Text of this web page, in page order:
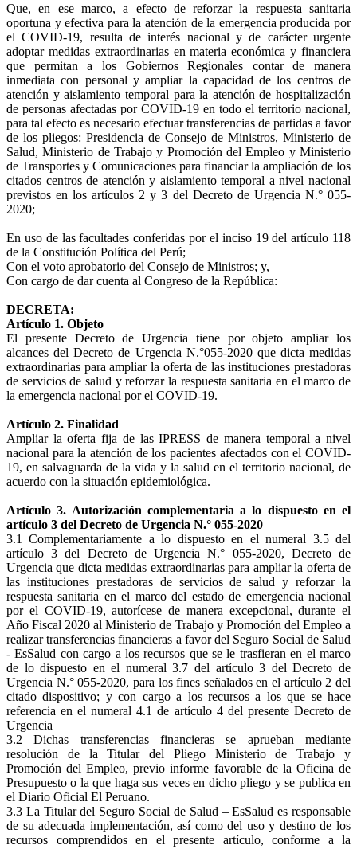
Que, en ese marco, a efecto de reforzar la respuesta sanitaria
oportuna y efectiva para la atención de la emergencia producida por
el COVID-19, resulta de interés nacional y de carácter urgente
adoptar medidas extraordinarias en materia económica y financiera
que permitan a los Gobiernos Regionales contar de manera
inmediata con personal y ampliar la capacidad de los centros de
atención y aislamiento temporal para la atención de hospitalización
de personas afectadas por COVID-19 en todo el territorio nacional,
para tal efecto es necesario efectuar transferencias de partidas a favor
de los pliegos: Presidencia de Consejo de Ministros, Ministerio de
Salud, Ministerio de Trabajo y Promoción del Empleo y Ministerio
de Transportes y Comunicaciones para financiar la ampliación de los
citados centros de atención y aislamiento temporal a nivel nacional
previstos en los artículos 2 y 3 del Decreto de Urgencia N.° 055-
2020;
En uso de las facultades conferidas por el inciso 19 del artículo 118
de la Constitución Política del Perú;
Con el voto aprobatorio del Consejo de Ministros; y,
Con cargo de dar cuenta al Congreso de la República:
DECRETA:
Artículo 1. Objeto
El presente Decreto de Urgencia tiene por objeto ampliar los
alcances del Decreto de Urgencia N.°055-2020 que dicta medidas
extraordinarias para ampliar la oferta de las instituciones prestadoras
de servicios de salud y reforzar la respuesta sanitaria en el marco de
la emergencia nacional por el COVID-19.
Artículo 2. Finalidad
Ampliar la oferta fija de las IPRESS de manera temporal a nivel
nacional para la atención de los pacientes afectados con el COVID-
19, en salvaguarda de la vida y la salud en el territorio nacional, de
acuerdo con la situación epidemiológica.
Artículo 3. Autorización complementaria a lo dispuesto en el
artículo 3 del Decreto de Urgencia N.° 055-2020
3.1 Complementariamente a lo dispuesto en el numeral 3.5 del
artículo 3 del Decreto de Urgencia N.° 055-2020, Decreto de
Urgencia que dicta medidas extraordinarias para ampliar la oferta de
las instituciones prestadoras de servicios de salud y reforzar la
respuesta sanitaria en el marco del estado de emergencia nacional
por el COVID-19, autorícese de manera excepcional, durante el
Año Fiscal 2020 al Ministerio de Trabajo y Promoción del Empleo a
realizar transferencias financieras a favor del Seguro Social de Salud
- EsSalud con cargo a los recursos que se le trasfieran en el marco
de lo dispuesto en el numeral 3.7 del artículo 3 del Decreto de
Urgencia N.° 055-2020, para los fines señalados en el artículo 2 del
citado dispositivo; y con cargo a los recursos a los que se hace
referencia en el numeral 4.1 de artículo 4 del presente Decreto de
Urgencia
3.2 Dichas transferencias financieras se aprueban mediante
resolución de la Titular del Pliego Ministerio de Trabajo y
Promoción del Empleo, previo informe favorable de la Oficina de
Presupuesto o la que haga sus veces en dicho pliego y se publica en
el Diario Oficial El Peruano.
3.3 La Titular del Seguro Social de Salud – EsSalud es responsable
de su adecuada implementación, así como del uso y destino de los
recursos comprendidos en el presente artículo, conforme a la